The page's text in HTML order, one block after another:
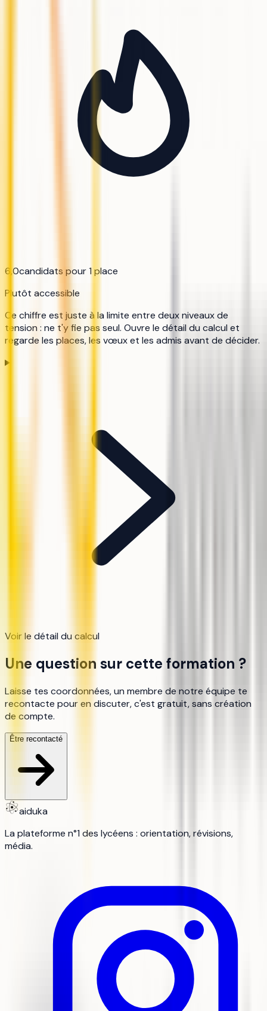
6,0candidats pour 1 place
Plutôt accessible
Ce chiffre est juste à la limite entre deux niveaux de
tension : ne t'y fie pas seul. Ouvre le détail du calcul et
regarde les places, les vœux et les admis avant de décider.
Voir le détail du calcul
Une question sur cette formation ?
Laisse tes coordonnées, un membre de notre équipe te
recontacte pour en discuter, c'est gratuit, sans création
de compte.
Être recontacté
aiduka
La plateforme n°1 des lycéens : orientation, révisions,
média.